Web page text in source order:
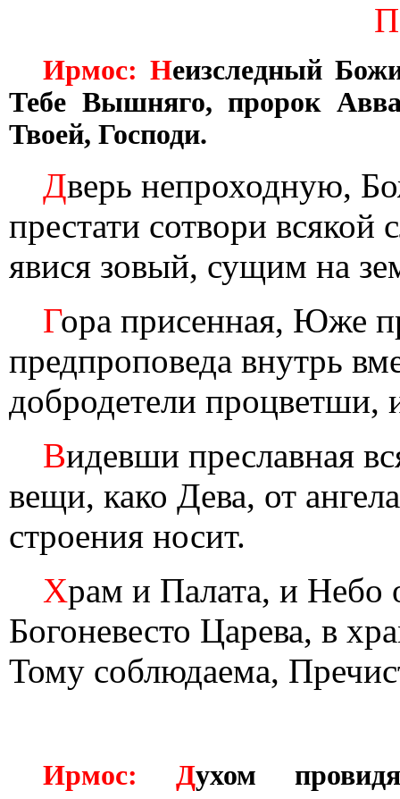
Ирмос: Неизследный
Тебе Вышняго, пророк
Твоей, Господи.
Дверь непроходную,
престати сотвори всякой
явися зовый, сущим на
Гора присенная, Юже
предпроповеда внутрь
добродетели процветши,
Видевши преславная
вещи, како Дева, от
строения носит.
Храм и Палата, и Небо
Богоневесто Царева, в
Тому соблюдаема,
Ирмос: Духом